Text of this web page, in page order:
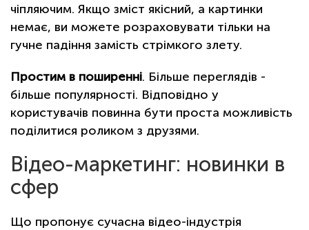
чіпляючим. Якщо зміст якісний, а картинки
немає, ви можете розраховувати тільки на
гучне падіння замість стрімкого злету.
Простим в поширенні. Більше переглядів -
більше популярності. Відповідно у
користувачів повинна бути проста можливість
поділитися роликом з друзями.
Відео-маркетинг: новинки в
сфер
Що пропонує сучасна відео-індустрія